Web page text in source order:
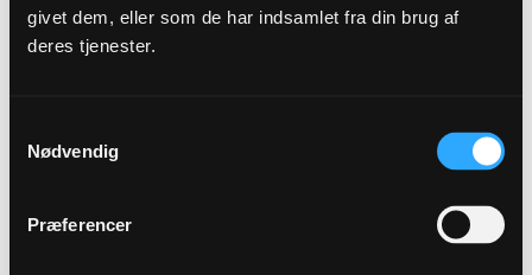
givet dem, eller som de har indsamlet fra din brug af
deres tjenester.
Nødvendig
Præferencer
Kassi
Junior Member
0
0